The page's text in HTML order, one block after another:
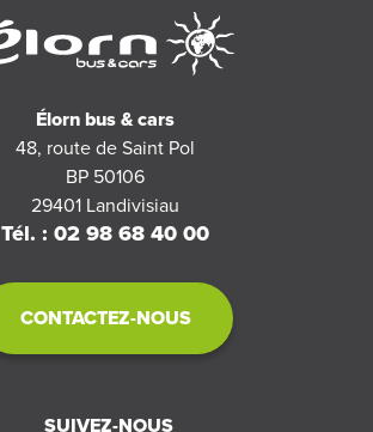
Élorn bus & cars
48, route de Saint Pol
BP 50106
29401 Landivisiau
Tél. : 02 98 68 40 00
CONTACTEZ-NOUS
SUIVEZ-NOUS